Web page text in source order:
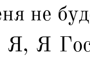
не
Я, Я